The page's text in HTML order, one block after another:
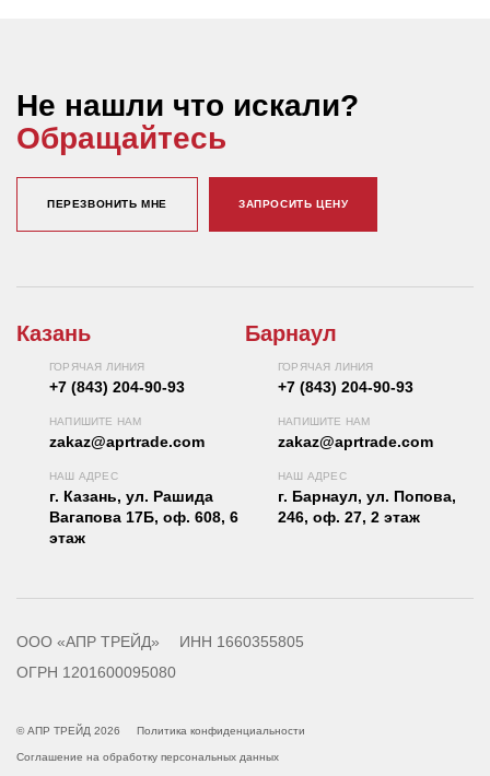
Не нашли что искали?
Обращайтесь
ПЕРЕЗВОНИТЬ МНЕ ЗАПРОСИТЬ ЦЕНУ
Казань
ГОРЯЧАЯ ЛИНИЯ
+7 (843) 204-90-93
НАПИШИТЕ НАМ
zakaz@aprtrade.com
НАШ АДРЕС
г. Казань, ул. Рашида
Вагапова 17Б, оф. 608, 6
этаж
Барнаул
ГОРЯЧАЯ ЛИНИЯ
+7 (843) 204-90-93
НАПИШИТЕ НАМ
zakaz@aprtrade.com
НАШ АДРЕС
г. Барнаул, ул. Попова,
246, оф. 27, 2 этаж
ООО «АПР ТРЕЙД»
ИНН 1660355805
ОГРН 1201600095080
© АПР ТРЕЙД 2026 Политика конфиденциальности
Соглашение на обработку персональных данных